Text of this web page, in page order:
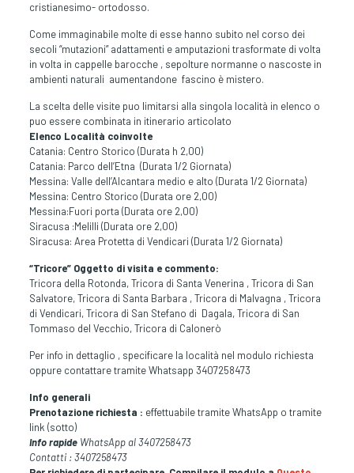
cristianesimo- ortodosso.
Come immaginabile molte di esse hanno subito nel corso dei
secoli “mutazioni” adattamenti e amputazioni trasformate di volta
in volta in cappelle barocche , sepolture normanne o nascoste in
ambienti naturali aumentandone fascino è mistero.
La scelta delle visite puo limitarsi alla singola località in elenco o
puo essere combinata in itinerario articolato
Elenco Località coinvolte
Catania: Centro Storico (Durata h 2,00)
Catania: Parco dell’Etna (Durata 1/2 Giornata)
Messina: Valle dell’Alcantara medio e alto (Durata 1/2 Giornata)
Messina: Centro Storico (Durata ore 2,00)
Messina:Fuori porta (Durata ore 2,00)
Siracusa :Melilli (Durata ore 2,00)
Siracusa: Area Protetta di Vendicari (Durata 1/2 Giornata)
“Tricore” Oggetto di visita e commento:
Tricora della Rotonda, Tricora di Santa Venerina , Tricora di San
Salvatore, Tricora di Santa Barbara , Tricora di Malvagna , Tricora
di Vendicari, Tricora di San Stefano di Dagala, Tricora di San
Tommaso del Vecchio, Tricora di Calonerò
Per info in dettaglio , specificare la località nel modulo richiesta
oppure contattare tramite Whatsapp 3407258473
Info generali
Prenotazione richiesta : effettuabile tramite WhatsApp o tramite
link (sotto)
Info rapide WhatsApp al 3407258473
Contatti : 3407258473